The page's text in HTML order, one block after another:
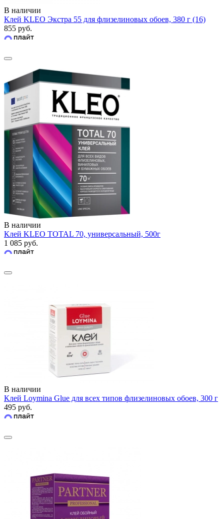
В наличии
Клей KLEO Экстра 55 для флизелиновых обоев, 380 г (16)
855 руб.
В наличии
Клей KLEO TOTAL 70, универсальный, 500г
1 085 руб.
В наличии
Клей Loymina Glue для всех типов флизелиновых обоев, 300 г
495 руб.